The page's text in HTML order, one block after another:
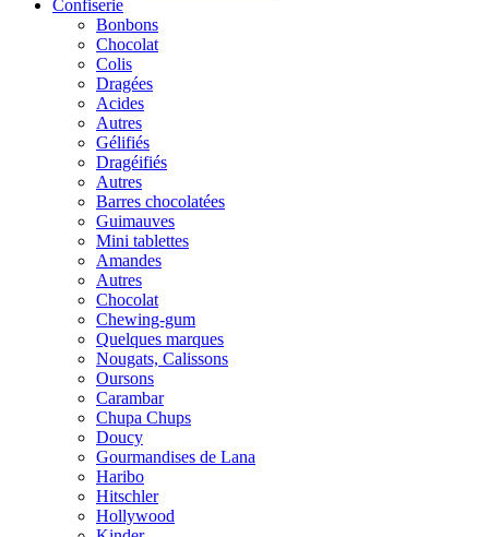
Confiserie
Bonbons
Chocolat
Colis
Dragées
Acides
Autres
Gélifiés
Dragéifiés
Autres
Barres chocolatées
Guimauves
Mini tablettes
Amandes
Autres
Chocolat
Chewing-gum
Quelques marques
Nougats, Calissons
Oursons
Carambar
Chupa Chups
Doucy
Gourmandises de Lana
Haribo
Hitschler
Hollywood